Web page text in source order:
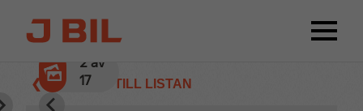
❮ TILLBAKA TILL LISTAN
2av
17